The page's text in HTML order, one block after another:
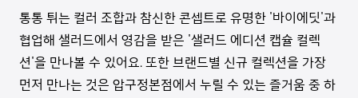
통통 튀는 컬러 조합과 참신한 콘셉트로 유명한 '바이에딧'과
협업해 샐러드에서 영감을 받은 '샐러드 에디션 캡슐 컬렉
션'을 만나볼 수 있어요. 또한 브랜드별 신규 컬렉션을 가장
먼저 만나는 것은 압구정본점에서 누릴 수 있는 즐거움 중 하